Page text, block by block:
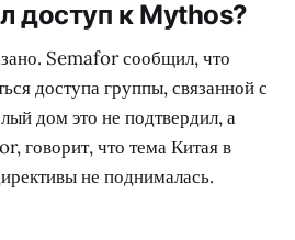
доступ к Mythos?
Semafor сообщил, что
доступа группы, связанной с
дом это не подтвердил, а
говорит, что тема Китая в
не поднималась.